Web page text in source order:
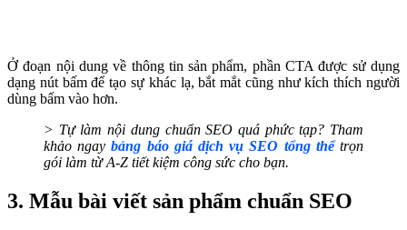
Ở đoạn nội dung về thông tin sản phẩm, phần CTA được sử dụng
dạng nút bấm để tạo sự khác lạ, bắt mắt cũng như kích thích người
dùng bấm vào hơn.
> Tự làm nội dung chuẩn SEO quá phức tạp? Tham
khảo ngaybảng báo giá dịch vụ SEO tổng thểtrọn
gói làm từ A-Z tiết kiệm công sức cho bạn.
3. Mẫu bài viết sản phẩm chuẩn SEO